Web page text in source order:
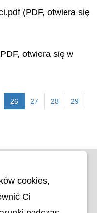
(PDF, otwiera się
otwiera się w
26 27 28 29
cookies,
Ci